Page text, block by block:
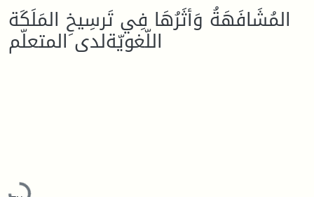
المُشَافَهَةُ وَأثَرُهَا فِي تَرسِيخِ المَلَكَة
اللّغويّةلدى المتعلّم
Loading...